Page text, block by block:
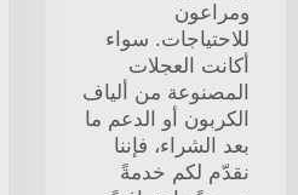
ومراعون
للاحتياجات. سواء
أكانت العجلات
المصنوعة من ألياف
الكربون أو الدعم ما
بعد الشراء، فإننا
نقدّم لكم خدمةً